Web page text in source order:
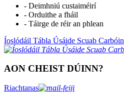
- Deimhniú custaiméirí
- Orduithe a fháil
- Táirge de réir an phlean
Íoslódáil Tábla Úsáide Scuab Carbóin
AON CHEIST DÚINN?
Riachtanas